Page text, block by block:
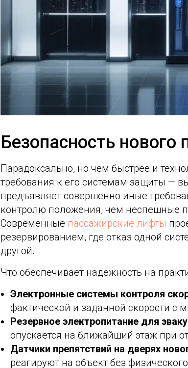
Безопасность нового
Парадоксально, но чем быстрее и
требования к его системам защиты —
предъявляет совершенно иные
контролю положения, чем неспешные
Современные пассажирские лифты
резервированием, где отказ одной
другой.
Что обеспечивает надёжность на
Электронные системы контроля
фактической и заданной скорости с
Резервное электропитание для
опускается на ближайший этаж при
Датчики препятствий на дверях
реагируют на объект без